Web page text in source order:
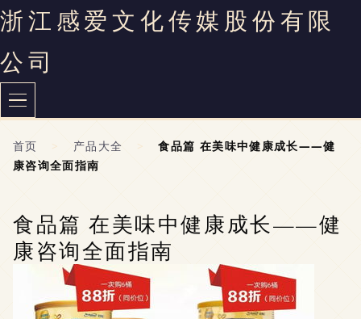
浙江感爱文化传媒股份有限
公司
首页 > 产品大全 >
食品篇 在美味中健康成长——健
康咨询全面指南
食品篇 在美味中健康成长——健
康咨询全面指南